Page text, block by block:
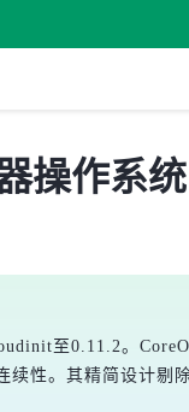
操作系统
至0.11.2。
性。其精简设计